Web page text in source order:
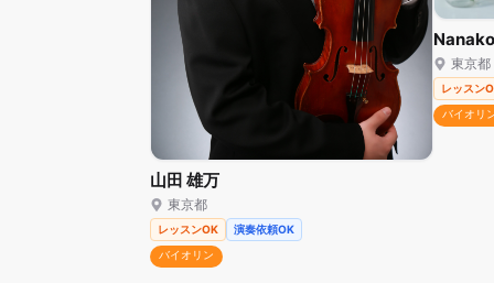
山田 雄万
東京都
レッスンOK
演奏依頼OK
バイオリン
東京都
レッスン
バイオリ